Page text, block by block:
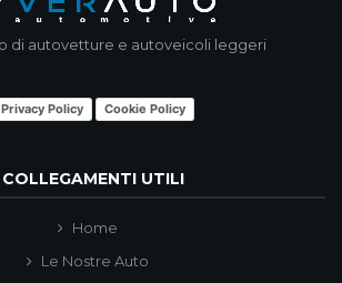
di autovetture e autoveicoli leggeri
Privacy Policy Cookie Policy
COLLEGAMENTI UTILI
Home
Le Nostre Auto